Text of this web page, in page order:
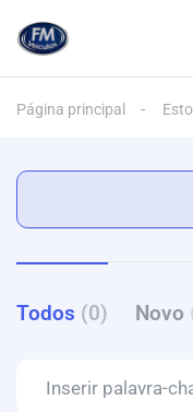
Página principal
Todos (0) Novo